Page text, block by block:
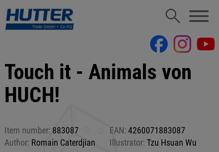
Touch it - Animals von
HUCH!
Item number: 883087 EAN: 4260071883087
Author: Romain Caterdjian Illustrator: Tzu Hsuan Wu